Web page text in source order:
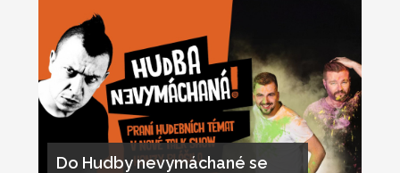
Do Hudby nevymáchané se